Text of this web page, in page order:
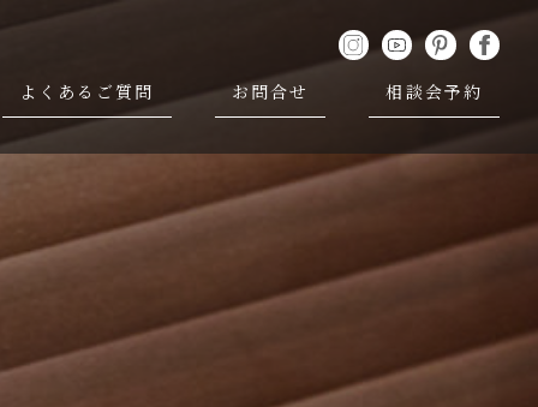
よくあるご質問 お問合せ 相談会予約